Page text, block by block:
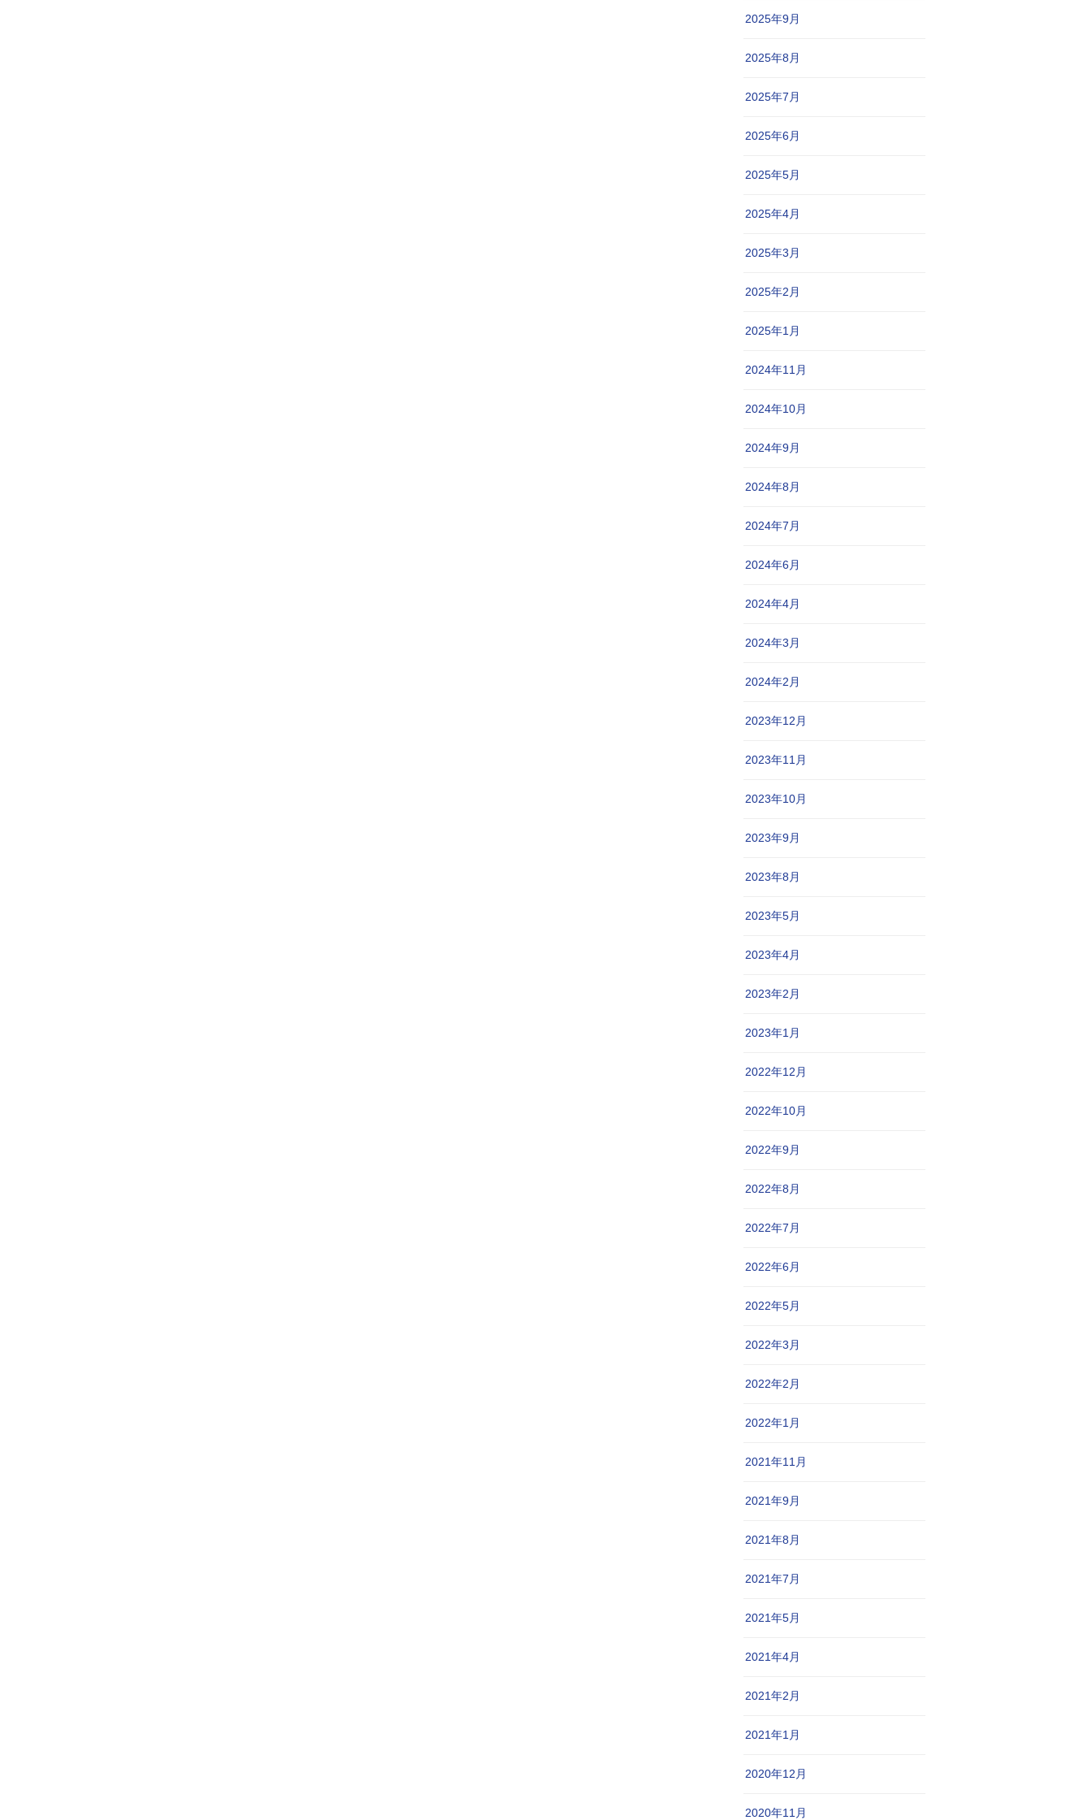
2025年9月
2025年8月
2025年7月
2025年6月
2025年5月
2025年4月
2025年3月
2025年2月
2025年1月
2024年11月
2024年10月
2024年9月
2024年8月
2024年7月
2024年6月
2024年4月
2024年3月
2024年2月
2023年12月
2023年11月
2023年10月
2023年9月
2023年8月
2023年5月
2023年4月
2023年2月
2023年1月
2022年12月
2022年10月
2022年9月
2022年8月
2022年7月
2022年6月
2022年5月
2022年3月
2022年2月
2022年1月
2021年11月
2021年9月
2021年8月
2021年7月
2021年5月
2021年4月
2021年2月
2021年1月
2020年12月
2020年11月